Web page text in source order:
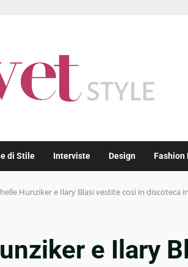
di Stile Interviste Design Fashion
Hunziker e Ilary Blasi vestite così in discoteca
e Ilary